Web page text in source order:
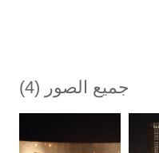
جميع الصور (4)